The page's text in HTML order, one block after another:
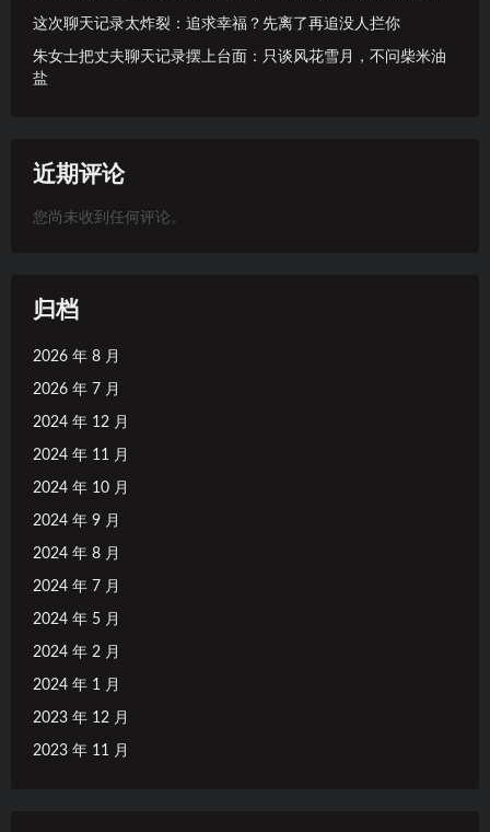
这次聊天记录太炸裂：追求幸福？先离了再追没人拦你
朱女士把丈夫聊天记录摆上台面：只谈风花雪月，不问柴米油
盐
近期评论
您尚未收到任何评论。
归档
2026 年 8 月
2026 年 7 月
2024 年 12 月
2024 年 11 月
2024 年 10 月
2024 年 9 月
2024 年 8 月
2024 年 7 月
2024 年 5 月
2024 年 2 月
2024 年 1 月
2023 年 12 月
2023 年 11 月